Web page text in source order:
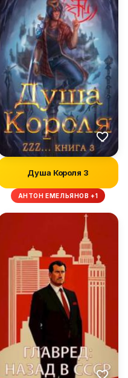
Душа Короля 3
АНТОН ЕМЕЛЬЯНОВ +1